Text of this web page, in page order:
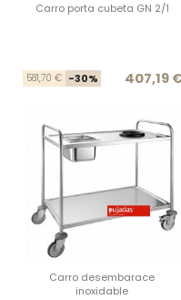
Carro porta cubeta GN 2/1
581,70 € -30% 407,19
Carro desembarace
inoxidable